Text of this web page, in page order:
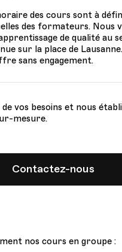
des cours sont à
des formateurs. Nous
de qualité au
sur la place de
sans engagement.
vos besoins et nous
mesure.
Contactez-nous
nos cours en groupe :